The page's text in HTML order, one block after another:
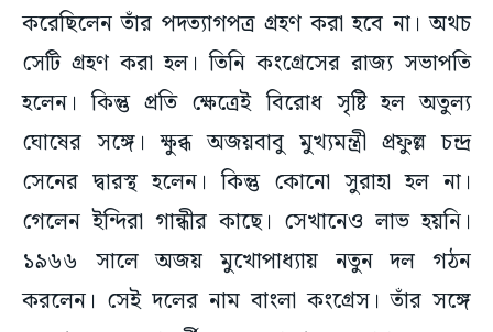
সেটি গ্রহণ করা হল। তিনি কংগ্রেসের রাজ্য সভাপতি
হলেন। কিন্তু প্রতি ক্ষেত্রেই বিরোধ সৃষ্টি হল অতুল্য
ঘোষের সঙ্গে। ক্ষুব্ধ অজয়বাবু মুখ্যমন্ত্রী প্রফুল্ল চন্দ্র
সেনের দ্বারস্থ হলেন। কিন্তু কোনো সুরাহা হল না।
গেলেন ইন্দিরা গান্ধীর কাছে। সেখানেও লাভ হয়নি।
১৯৬৬ সালে অজয় মুখোপাধ্যায় নতুন দল গঠন
করলেন। সেই দলের নাম বাংলা কংগ্রেস। তাঁর সঙ্গে
কংগ্রেসের নেতাকর্মীদের একাংশ দলত্যাগ করেন।